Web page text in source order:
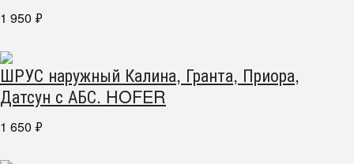
1 950 ₽
ШРУС наружный Калина, Гранта, Приора,
Датсун с АБС. HOFER
1 650 ₽